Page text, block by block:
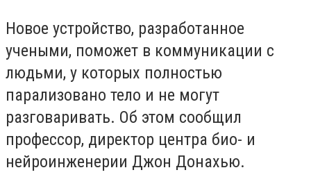
Новое устройство, разработанное
учеными, поможет в коммуникации с
людьми, у которых полностью
парализовано тело и не могут
разговаривать. Об этом сообщил
профессор, директор центра био- и
нейроинженерии Джон Донахью.